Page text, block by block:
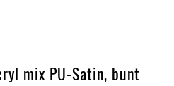
mix PU-Satin, bunt